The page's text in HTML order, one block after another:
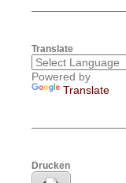
Translate
Powered by
Translate
Drucken